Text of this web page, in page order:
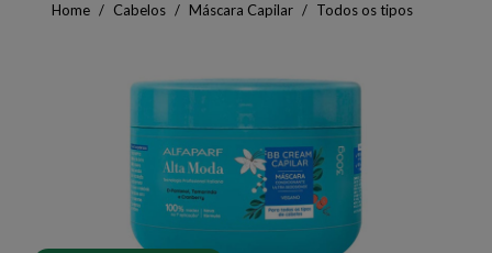
Home Cabelos Máscara Capilar Todos os tipos